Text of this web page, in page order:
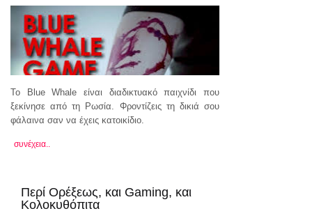
Το Blue Whale είναι διαδικτυακό παιχνίδι που
ξεκίνησε από τη Ρωσία. Φροντίζεις τη δικιά σου
φάλαινα σαν να έχεις κατοικίδιο.
συνέχεια..
Περί Ορέξεως, και Gaming, και
Κολοκυθόπιτα